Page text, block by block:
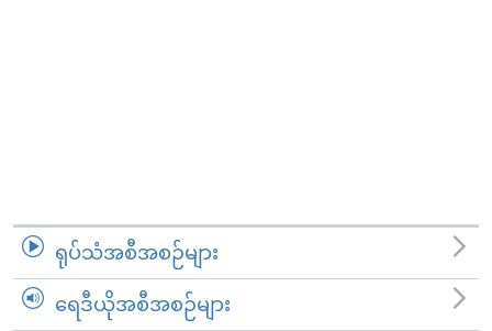
ရုပ်သံအစီအစဉ်များ
ရေဒီယိုအစီအစဉ်များ